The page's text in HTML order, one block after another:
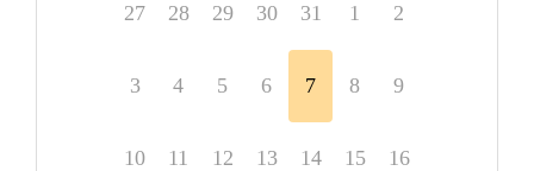
27 28 29 30 31 1 2
3 4 5 6 7 8 9
10 11 12 13 14 15 16